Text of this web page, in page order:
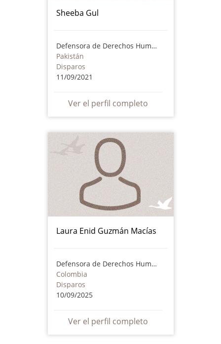
Sheeba Gul
Defensora de Derechos Humanos
Pakistán
Disparos
11/09/2021
Ver el perfil completo
Laura Enid Guzmán Macías
Defensora de Derechos Humanos
Colombia
Disparos
10/09/2025
Ver el perfil completo